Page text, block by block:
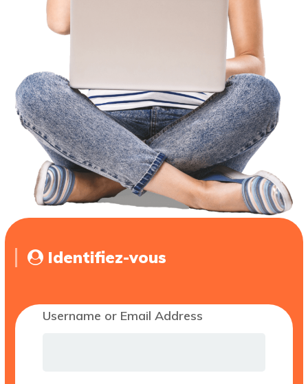
Identifiez-vous
Username or Email Address